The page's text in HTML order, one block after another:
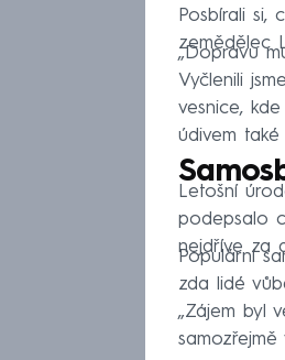
Posbírali si,
zemědělec
„Dopravu
Vyčlenili
vesnice,
údivem
Letošní
podepsalo
nejdříve za
Populární
zda lidé
„Zájem byl
samozřejmě